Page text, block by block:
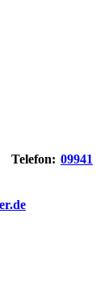
09941